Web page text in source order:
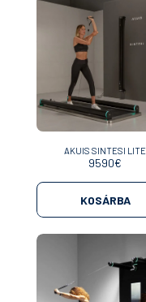
AKUIS SINTESI LITE
9590€
KOSÁRBA